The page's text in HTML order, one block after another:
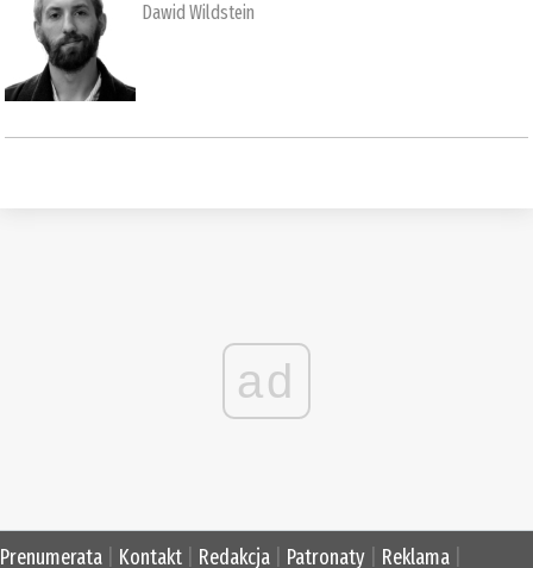
Dawid Wildstein
ad
Prenumerata Kontakt Redakcja Patronaty Reklama